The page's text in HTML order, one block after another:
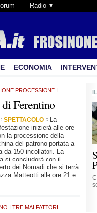
Radio ▼
ECONOMIA
PROCESSIONE I
Ferentino
SPETTACOLO
La
inizierà alle ore
la processione della
del patrono portata a
da 150 incollatori. La
si concluderà con il
dei Nomadi che si terrà
Matteotti alle ore 21 e
I TRE MALFATTORI